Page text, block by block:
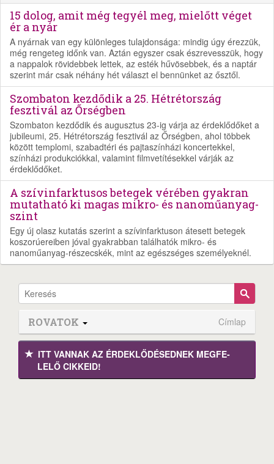
15 dolog, amit még tegyél meg, mielőtt véget
ér a nyár
A nyárnak van egy különleges tulajdonsága: mindig úgy érezzük,
még rengeteg időnk van. Aztán egyszer csak észrevesszük, hogy
a nappalok rövidebbek lettek, az esték hűvösebbek, és a naptár
szerint már csak néhány hét választ el bennünket az ősztől.
Szombaton kezdődik a 25. Hétrétország
fesztivál az Őrségben
Szombaton kezdődik és augusztus 23-ig várja az érdeklődőket a
jubileumi, 25. Hétrétország fesztivál az Őrségben, ahol többek
között templomi, szabadtéri és pajtaszínházi koncertekkel,
színházi produkciókkal, valamint filmvetítésekkel várják az
érdeklődőket.
A szívinfarktusos betegek vérében gyakran
mutatható ki magas mikro- és nanoműanyag-
szint
Egy új olasz kutatás szerint a szívinfarktuson átesett betegek
koszorúereiben jóval gyakrabban találhatók mikro- és
nanoműanyag-részecskék, mint az egészséges személyeknél.
ROVATOK Címlap
ITT VANNAK AZ ÉRDEK­LŐDÉ­SEDNEK MEGFE­
LELŐ CIKKEID!